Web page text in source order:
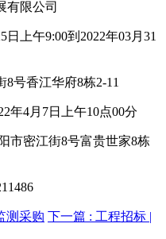
有限公司
日上午9:00到2022年03月31
8号香江华府8栋2-11
年4月7日上午10点00分
市密江街8号富贵世家8栋
测采购 下一篇 : 工程招标 |